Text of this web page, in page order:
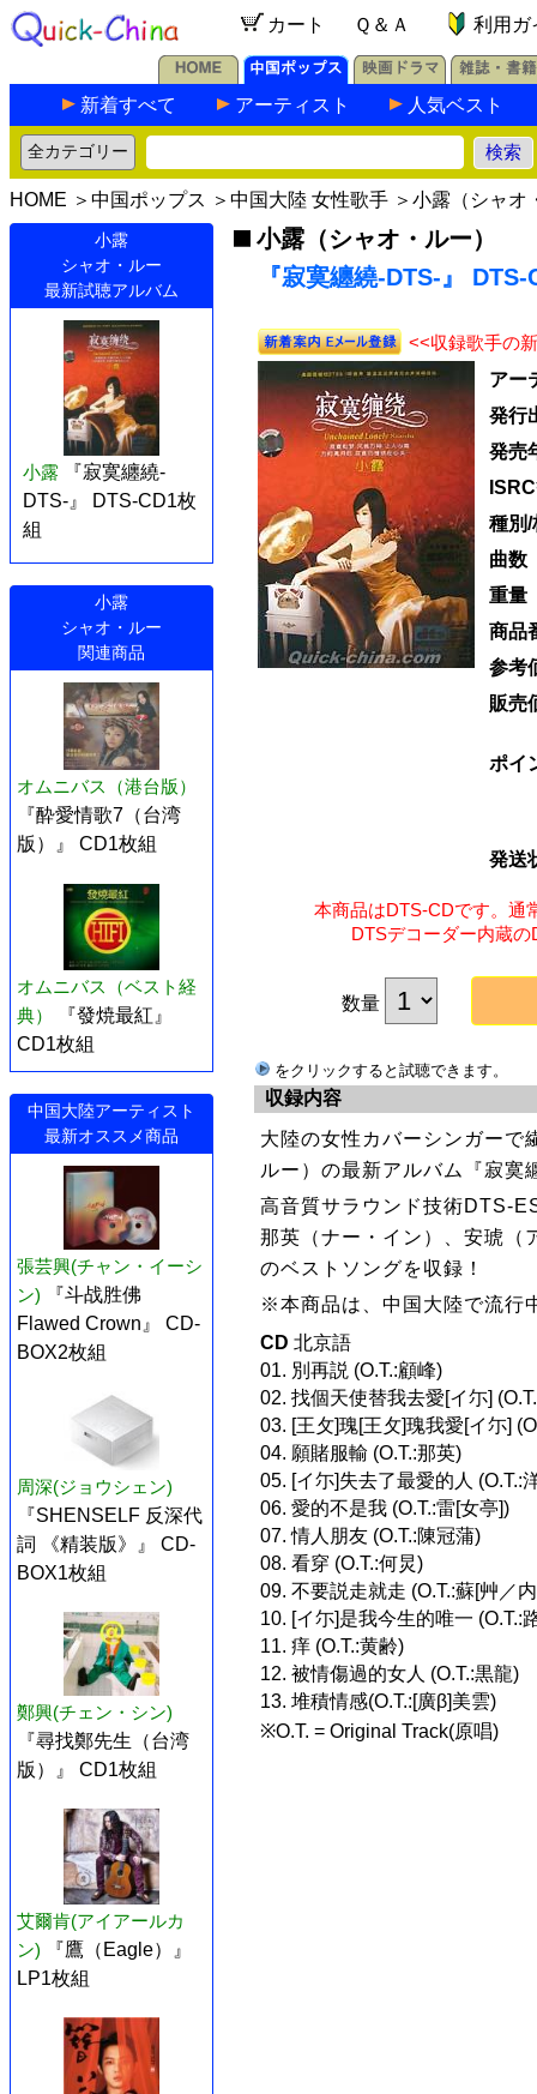
カート Ｑ＆Ａ 利用ガ
新着すべて アーティスト 人気ベスト
HOME ＞ 中国ポップス ＞ 中国大陸 女性歌手 ＞ 小露（シャオ
小露
シャオ・ルー
最新試聴アルバム
小露
『寂寞纏繞-
DTS-』 DTS-CD1枚
組
小露
シャオ・ルー
関連商品
オムニバス（港台版）
『酔愛情歌7（台湾
版）』 CD1枚組
オムニバス（ベスト経
典）
『發焼最紅』
CD1枚組
中国大陸アーティスト
最新オススメ商品
張芸興(チャン・イーシ
ン)
『斗战胜佛
Flawed Crown』 CD-
BOX2枚組
周深(ジョウシェン)
『SHENSELF 反深代
詞 《精装版》』 CD-
BOX1枚組
鄭興(チェン・シン)
『尋找鄭先生（台湾
版）』 CD1枚組
艾爾肯(アイアールカ
ン)
『鷹（Eagle）』
LP1枚組
小露（シャオ・ルー）
『寂寞纏繞-DTS-』
<<収録歌手の
アー
発行
発売
種別/
曲数
重量
商品
参考
販売
ポイ
発送
本商品はDTS-CDです。通
DTSデコーダー内蔵
数量
をクリックすると試聴できます。
収録内容
大陸の女性カバーシンガーで
ルー）の最新アルバム『寂
高音質サラウンド技術DTS-
那英（ナー・イン）、安琥（
のベストソングを収録！
※本商品は、中国大陸で流行
CD 北京語
01. 別再説 (O.T.:顧峰)
02. 找個天使替我去愛[イ尓]
03. [王攵]瑰[王攵]瑰我愛[イ尓]
04. 願賭服輸 (O.T.:那英)
05. [イ尓]失去了最愛的人 (O.T.:
06. 愛的不是我 (O.T.:雷[女亭])
07. 情人朋友 (O.T.:陳冠蒲)
08. 看穿 (O.T.:何炅)
09. 不要説走就走 (O.T.:蘇[艸／
10. [イ尓]是我今生的唯一 (O.T.:
11. 痒 (O.T.:黄齢)
12. 被情傷過的女人 (O.T.:黒龍)
13. 堆積情感(O.T.:[廣β]美雲)
※O.T. = Original Track(原唱)